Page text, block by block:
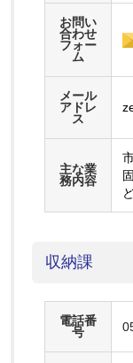
お問い
合わせ
フォー
ム
メール
アドレ
ス
主な業
務内容
収納課
電話番
号